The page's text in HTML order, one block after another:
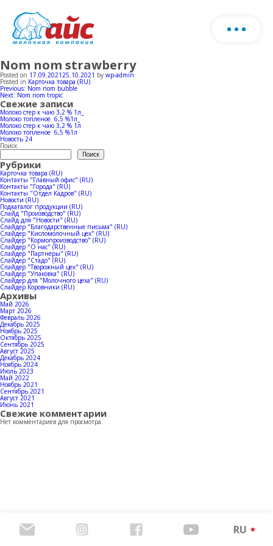
Скачать каталог продукции
О нас
Продукция
Молочная продукция
Мороженое
Horeca
Ферма
Стадо
Коровники
Производство
Производство молока
Производство мороженое
Новости
География продаж
Контакты
Nom nom strawberry
Posted on 17.09.202125.10.2021 by wp-admin
Posted in Карточка товара (RU)
Навигация
по
записям
Previous: Nom nom bubble
Next: Nom nom tropic
Свежие записи
Молоко стер к чаю 3,2 % 1л_
Молоко топленое 6,5 %1л_
Молоко стер к чаю 3,2 % 1л
Молоко топленое 6,5 %1л
Новость 24
Поиск
Поиск
Рубрики
Карточка товара (RU)
Контакты "Главный офис" (RU)
Контакты "Города" (RU)
Контакты "Отдел Кадров" (RU)
Новости (RU)
Подкаталог продукции (RU)
Слайд "Производство" (RU)
Слайд для "Новости" (RU)
Слайдер "Благодарственные письма" (RU)
Слайдер "Кисломолочный цех" (RU)
Слайдер "Кормопроизводство" (RU)
Слайдер "О нас" (RU)
Слайдер "Партнёры" (RU)
Слайдер "Стадо" (RU)
Слайдер "Творожный цех" (RU)
Слайдер "Упаковка" (RU)
Слайдер для "Молочного цеха" (RU)
Слайдер Коровники (RU)
Архивы
Май 2026
Март 2026
Февраль 2026
Декабрь 2025
Ноябрь 2025
Октябрь 2025
Сентябрь 2025
Август 2025
Декабрь 2024
Ноябрь 2024
Июль 2023
Май 2022
Ноябрь 2021
Сентябрь 2021
Август 2021
Июнь 2021
Свежие комментарии
Нет комментариев для просмотра.
RU